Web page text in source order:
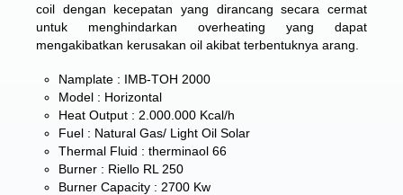
coil dengan kecepatan yang dirancang secara cermat
untuk menghindarkan overheating yang dapat
mengakibatkan kerusakan oil akibat terbentuknya arang.
Namplate : IMB-TOH 2000
Model : Horizontal
Heat Output : 2.000.000 Kcal/h
Fuel : Natural Gas/ Light Oil Solar
Thermal Fluid : therminaol 66
Burner : Riello RL 250
Burner Capacity : 2700 Kw